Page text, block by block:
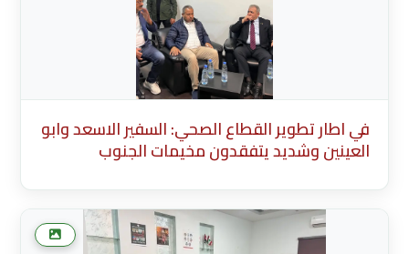
في اطار تطوير القطاع الصحي: السفير الاسعد وابو
العينين وشديد يتفقدون مخيمات الجنوب
(English) * Description Existing Media
Attachments في اطار تطوير القطاع الصحي:
السفير الاسعد وابو العينين وشديد يتفقدون